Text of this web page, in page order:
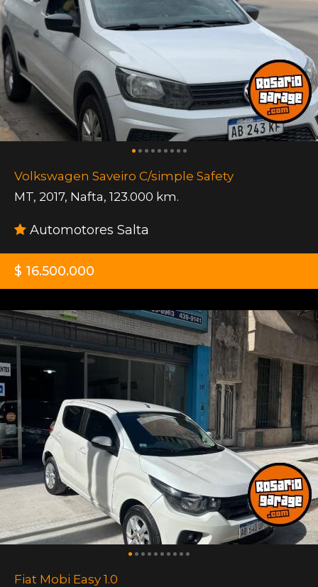
Volkswagen Saveiro C/simple Safety
MT, 2017, Nafta, 123.000 km.
Automotores Salta
$ 16.500.000
Fiat Mobi Easy 1.0